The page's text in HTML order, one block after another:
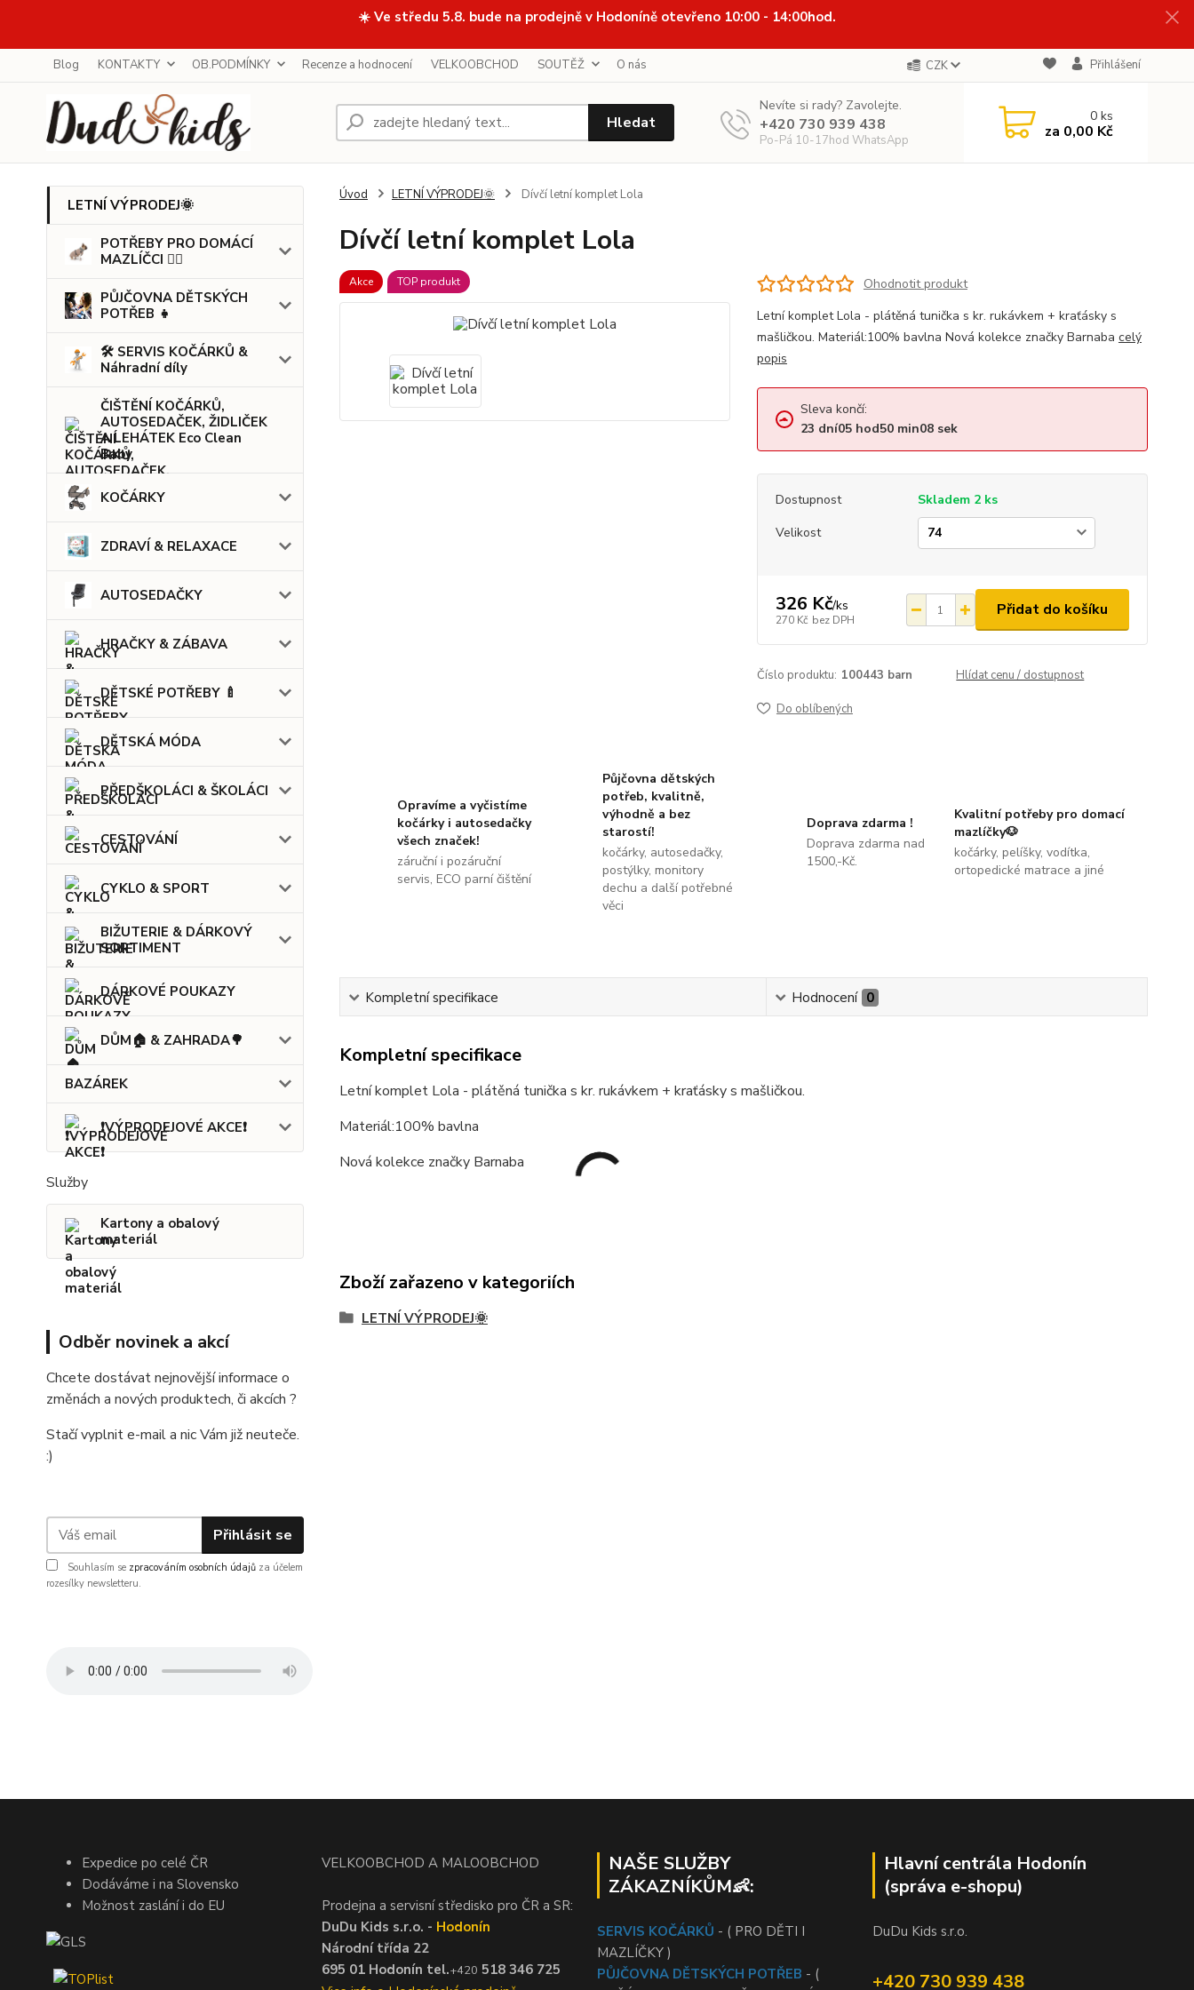
☀️ Ve středu 5.8. bude na prodejně v Hodoníně otevřeno 10:00 - 14:00hod.
Blog KONTAKTY OB.PODMÍNKY Recenze a hodnocení VELKOOBCHOD SOUTĚŽ O nás CZK Přihlášení
Hledat
Nevíte si rady? Zavolejte.
+420 730 939 438
Po-Pá 10-17hod WhatsApp
0ks
za 0,00 Kč
LETNÍ VÝPRODEJ🌞
POTŘEBY PRO DOMÁCÍ
MAZLÍČCI 🐕‍🦺
PŮJČOVNA DĚTSKÝCH
POTŘEB 👧
🛠️ SERVIS KOČÁRKŮ &
Náhradní díly
ČIŠTĚNÍ KOČÁRKŮ,
AUTOSEDAČEK, ŽIDLIČEK
A LEHÁTEK Eco Clean
Baby
KOČÁRKY
ZDRAVÍ & RELAXACE
AUTOSEDAČKY
HRAČKY & ZÁBAVA
DĚTSKÉ POTŘEBY 🍼
DĚTSKÁ MÓDA
PŘEDŠKOLÁCI & ŠKOLÁCI
CESTOVÁNÍ
CYKLO & SPORT
BIŽUTERIE & DÁRKOVÝ
SORTIMENT
DÁRKOVÉ POUKAZY
DŮM🏠 & ZAHRADA🌳
BAZÁREK
❗VÝPRODEJOVÉ AKCE❗
Služby
Kartony a obalový
materiál
Odběr novinek a akcí
Chcete dostávat nejnovější informace o
změnách a nových produktech, či akcích ?
Stačí vyplnit e-mail a nic Vám již neuteče.
:)
Přihlásit se
Souhlasím se zpracováním osobních údajů za účelem
rozesílky newsletteru.
Úvod LETNÍ VÝPRODEJ🌞 Dívčí letní komplet Lola
Dívčí letní komplet Lola
Akce TOP produkt
Ohodnotit produkt
Letní komplet Lola - plátěná tunička s kr. rukávkem + kraťásky s
mašličkou. Materiál:100% bavlna Nová kolekce značky Barnaba celý
popis
Sleva končí:
23 dní05hod50min08sek
Dostupnost
Skladem 2 ks
Velikost
326 Kč/ks
270 Kč bez DPH
Přidat do košíku
Číslo produktu: 100443 barn Hlídat cenu / dostupnost
Do oblíbených
Opravíme a vyčistíme
kočárky i autosedačky
všech značek!
záruční i pozáruční
servis, ECO parní čištění
Půjčovna dětských
potřeb, kvalitně,
výhodně a bez
starostí!
kočárky, autosedačky,
postýlky, monitory
dechu a další potřebné
věci
Doprava zdarma !
Doprava zdarma nad
1500,-Kč.
Kvalitní potřeby pro domací
mazlíčky🐶
kočárky, pelíšky, vodítka,
ortopedické matrace a jiné
Kompletní specifikace Hodnocení 0
Kompletní specifikace
Letní komplet Lola - plátěná tunička s kr. rukávkem + kraťásky s mašličkou.
Materiál:100% bavlna
Nová kolekce značky Barnaba
Zboží zařazeno v kategoriích
LETNÍ VÝPRODEJ🌞
Expedice po celé ČR
Dodáváme i na Slovensko
Možnost zaslání i do EU
VELKOOBCHOD A MALOOBCHOD
Prodejna a servisní středisko pro ČR a SR:
DuDu Kids s.r.o. - Hodonín
Národní třída 22
695 01 Hodonín tel.+420 518 346 725
NAŠE SLUŽBY
ZÁKAZNÍKŮM👶:
SERVIS KOČÁRKŮ - ( PRO DĚTI I
MAZLÍČKY )
PŮJČOVNA DĚTSKÝCH POTŘEB - (
Hlavní centrála Hodonín
(správa e-shopu)
DuDu Kids s.r.o.
+420 730 939 438